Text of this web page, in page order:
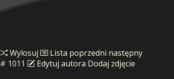
Wylosuj Lista poprzedni następny
# 1011
Edytuj autora Dodaj zdjęcie